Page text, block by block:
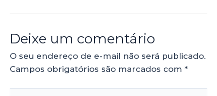
Deixe um comentário
O seu endereço de e-mail não será publicado.
Campos obrigatórios são marcados com *